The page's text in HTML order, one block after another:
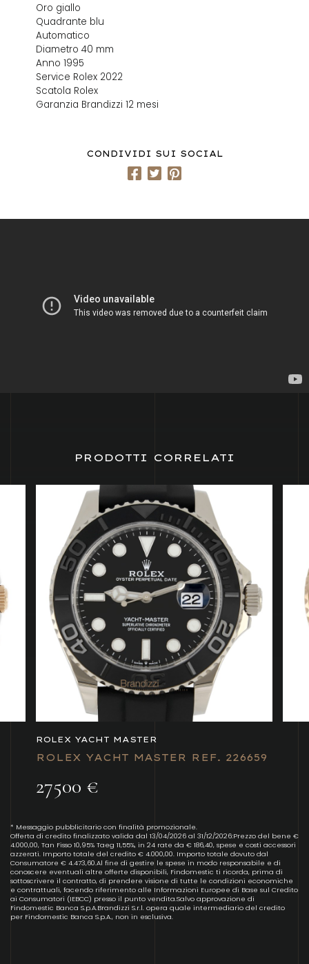
Oro giallo
Quadrante blu
Automatico
Diametro 40 mm
Anno 1995
Service Rolex 2022
Scatola Rolex
Garanzia Brandizzi 12 mesi
CONDIVIDI SUI SOCIAL
PRODOTTI CORRELATI
ROLEX YACHT MASTER
ROLEX YACHT MASTER REF. 226659
27500 €
* Messaggio pubblicitario con finalità promozionale.
Offerta di credito finalizzato valida dal 13/04/2026 al 31/12/2026:Prezzo del bene €
4.000,00, Tan Fisso 10,95% Taeg 11,55%, in 24 rate da € 186,40, spese e costi accessori
azzerati. Importo totale del credito € 4.000,00. Importo totale dovuto dal
Consumatore € 4.473,60.Al fine di gestire le spese in modo responsabile e di
conoscere eventuali altre offerte disponibili, Findomestic ti ricorda, prima di
sottoscrivere il contratto, di prendere visione di tutte le condizioni economiche
e contrattuali, facendo riferimento alle Informazioni Europee di Base sul Credito
ai Consumatori (IEBCC) presso il punto vendita.Salvo approvazione di
Findomestic Banca S.p.A.Brandizzi S.r.l. opera quale intermediario del credito
per Findomestic Banca S.p.A., non in esclusiva.